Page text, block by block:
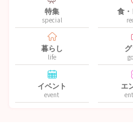
特集
special
食
暮らし
life
イベント
event
エ